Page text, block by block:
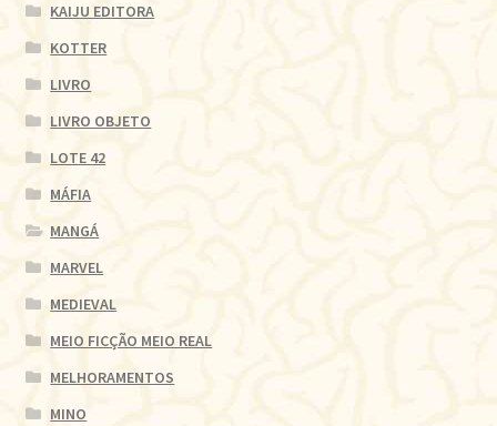
KAIJU EDITORA
KOTTER
LIVRO
LIVRO OBJETO
LOTE 42
MÁFIA
MANGÁ
MARVEL
MEDIEVAL
MEIO FICÇÃO MEIO REAL
MELHORAMENTOS
MINO